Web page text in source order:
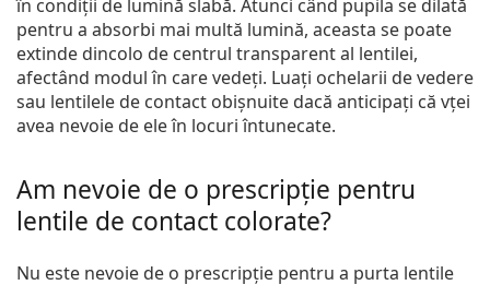
în condiții de lumină slabă. Atunci când pupila se dilată
pentru a absorbi mai multă lumină, aceasta se poate
extinde dincolo de centrul transparent al lentilei,
afectând modul în care vedeți. Luați ochelarii de vedere
sau lentilele de contact obișnuite dacă anticipați că vței
avea nevoie de ele în locuri întunecate.
Am nevoie de o prescripție pentru
lentile de contact colorate?
Nu este nevoie de o prescripție pentru a purta lentile